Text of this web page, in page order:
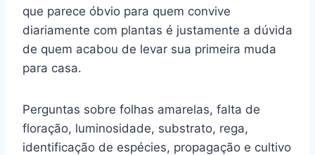
que parece óbvio para quem convive
diariamente com plantas é justamente a dúvida
de quem acabou de levar sua primeira muda
para casa.
Perguntas sobre folhas amarelas, falta de
floração, luminosidade, substrato, rega,
identificação de espécies, propagação e cultivo